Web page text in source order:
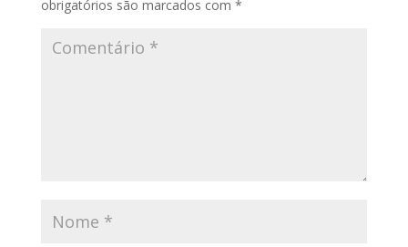
obrigatórios são marcados com *